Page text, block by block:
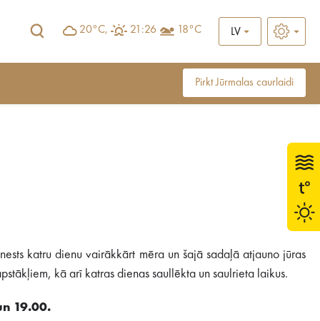
20°C, 21:26 18°C LV
Pirkt Jūrmalas caurlaidi
katru dienu vairākkārt mēra un šajā sadaļā atjauno jūras
kā arī katras dienas saullēkta un saulrieta laikus.
19.00.